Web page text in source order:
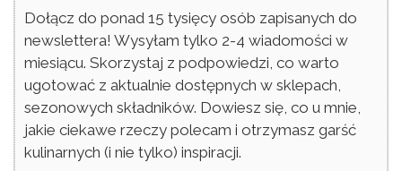
Dołącz do ponad 15 tysięcy osób zapisanych do
newslettera! Wysyłam tylko 2-4 wiadomości w
miesiącu. Skorzystaj z podpowiedzi, co warto
ugotować z aktualnie dostępnych w sklepach,
sezonowych składników. Dowiesz się, co u mnie,
jakie ciekawe rzeczy polecam i otrzymasz garść
kulinarnych (i nie tylko) inspiracji.